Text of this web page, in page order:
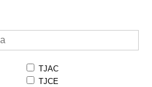
TJAC
TJCE